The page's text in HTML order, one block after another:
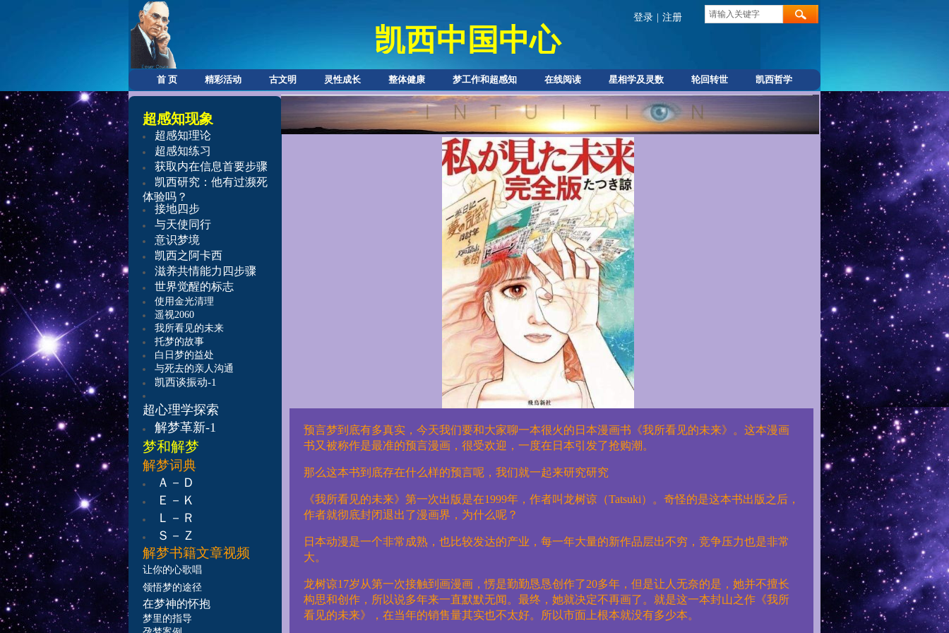
凯西中国中心
登录 注册
首 页 精彩活动 古文明 灵性成长 整体健康 梦工作和超感知 在线阅读 星相学及灵数 轮回转世 凯西哲学
超感知现象
超感知理论
超感知练习
获取内在信息首要步骤
凯西研究：他有过濒死
体验吗？
接地四步
与天使同行
意识梦境
凯西之阿卡西
滋养共情能力 四步骤
世界觉醒的标志
使用金光清理
遥视2060
我所看见的未来
托梦的故事
白日梦的益处
与死去的亲人沟通
凯西谈振动-1
超心理学探索
解梦革新-1
梦和解梦
解梦词典
Ａ－Ｄ
Ｅ－Ｋ
Ｌ－Ｒ
Ｓ－Ｚ
解梦书籍文章视频
让你的心歌唱
领悟梦的途径
在梦神的怀抱
梦里的指导
预言梦到底有多真实，今天我们要和大家聊一本很火的日本漫画书《我所看见的未来》。这本漫画
书又被称作是最准的预言漫画，很受欢迎，一度在日本引发了抢购潮。
那么这本书到底存在什么样的预言呢，我们就一起来研究研究
《我所看见的未来》第一次出版是在1999年，作者叫龙树谅（Tatsuki）。奇怪的是这本书出版之后，
作者就彻底封闭退出了漫画界，为什么呢？
日本动漫是一个非常成熟，也比较发达的产业，每一年大量的新作品层出不穷，竞争压力也是非常
大。
龙树谅17岁从第一次接触到画漫画，愣是勤勤恳恳创作了20多年，但是让人无奈的是，她并不擅长
构思和创作，所以说多年来一直默默无闻。最终，她就决定不再画了。就是这一本封山之作《我所
看见的未来》，在当年的销售量其实也不太好。所以市面上根本就没有多少本。